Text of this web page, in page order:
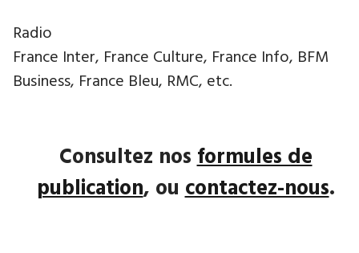
Radio
France Inter, France Culture, France Info, BFM
Business, France Bleu, RMC, etc.
Consultez nosformules de
publication, oucontactez-nous.